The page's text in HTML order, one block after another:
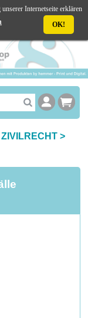
ZIVILRECHT >
Internetseite erklären
OK!